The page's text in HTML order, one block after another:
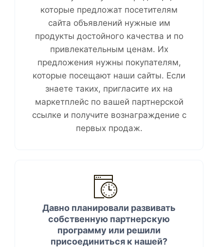
которые предложат посетителям
сайта объявлений нужные им
продукты достойного качества и по
привлекательным ценам. Их
предложения нужны покупателям,
которые посещают наши сайты. ​Если
знаете таких, пригласите их на
маркетплейс по вашей партнерской
ссылке и получите вознаграждение с
первых продаж.
Давно планировали развивать
собственную партнерскую
программу или решили
присоединиться к нашей?